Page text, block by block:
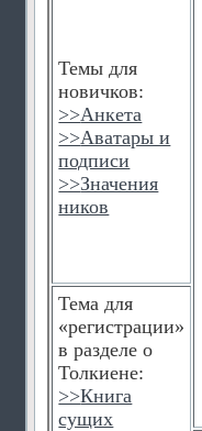
Темы для
новичков:
>>Анкета
>>Аватары и
подписи
>>Значения
ников
Тема для
«регистрации»
в разделе о
Толкиене:
>>Книга
сущих